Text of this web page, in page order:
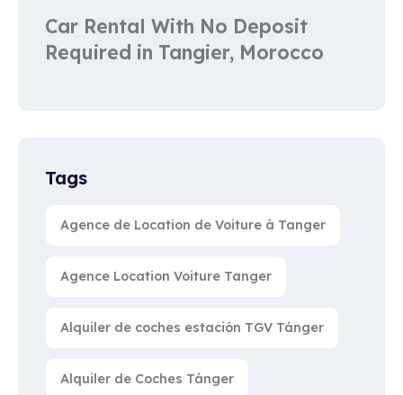
Car Rental With No Deposit
Required in Tangier, Morocco
Tags
Agence de Location de Voiture à Tanger
Agence Location Voiture Tanger
Alquiler de coches estación TGV Tánger
Alquiler de Coches Tánger